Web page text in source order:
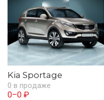
Kia Sportage
0 в продаже
0–0 ₽